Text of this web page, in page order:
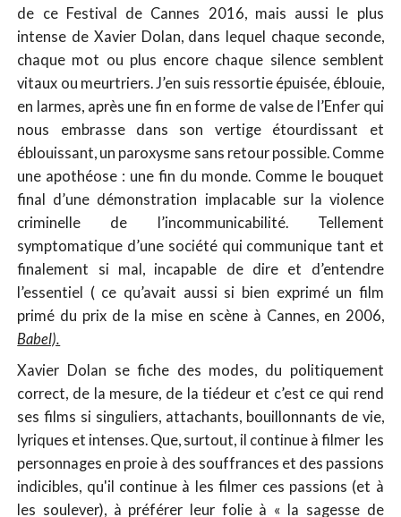
de ce Festival de Cannes 2016, mais aussi le plus
intense de Xavier Dolan, dans lequel chaque seconde,
chaque mot ou plus encore chaque silence semblent
vitaux ou meurtriers. J’en suis ressortie épuisée, éblouie,
en larmes, après une fin en forme de valse de l’Enfer qui
nous embrasse dans son vertige étourdissant et
éblouissant, un paroxysme sans retour possible. Comme
une apothéose : une fin du monde. Comme le bouquet
final d’une démonstration implacable sur la violence
criminelle de l’incommunicabilité. Tellement
symptomatique d’une société qui communique tant et
finalement si mal, incapable de dire et d’entendre
l’essentiel ( ce qu’avait aussi si bien exprimé un film
primé du prix de la mise en scène à Cannes, en 2006,
Babel).
Xavier Dolan se fiche des modes, du politiquement
correct, de la mesure, de la tiédeur et c’est ce qui rend
ses films si singuliers, attachants, bouillonnants de vie,
lyriques et intenses. Que, surtout, il continue à filmer les
personnages en proie à des souffrances et des passions
indicibles, qu'il continue à les filmer ces passions (et à
les soulever), à préférer leur folie à « la sagesse de